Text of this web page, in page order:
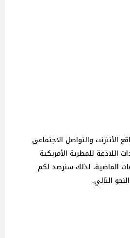
الأنترنت والتواصل الاجتماعي
اللاذعة للمطربة الأمريكية
الماضية، لذلك سنرصد لكم
التالي.